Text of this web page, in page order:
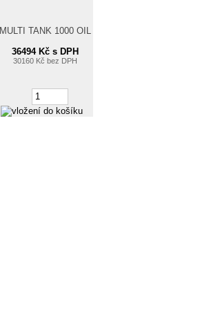
MULTI TANK 1000 OIL
36494 Kč s DPH
30160 Kč bez DPH